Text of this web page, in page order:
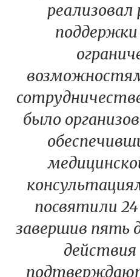
реализовал
было
посвятили
завершив пять
действия